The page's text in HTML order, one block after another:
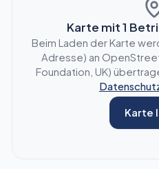
Karte mit1
Beim Laden der Karte
Adresse) an
Foundation, UK)
Karte